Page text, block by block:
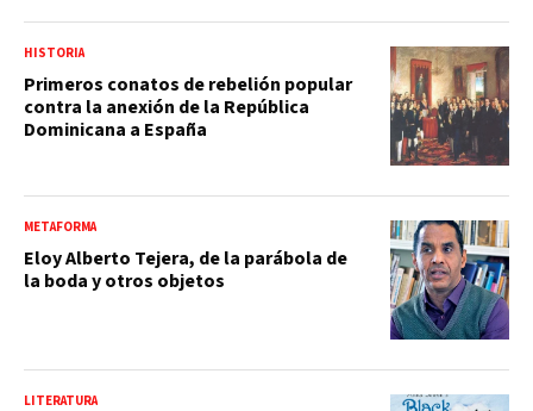
HISTORIA
Primeros conatos de rebelión popular
contra la anexión de la República
Dominicana a España
METAFORMA
Eloy Alberto Tejera, de la parábola de
la boda y otros objetos
LITERATURA